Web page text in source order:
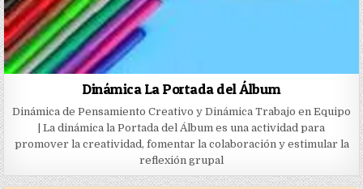
Dinámica La Portada del Álbum
Dinámica de Pensamiento Creativo y Dinámica Trabajo en Equipo
| La dinámica la Portada del Álbum es una actividad para
promover la creatividad, fomentar la colaboración y estimular la
reflexión grupal